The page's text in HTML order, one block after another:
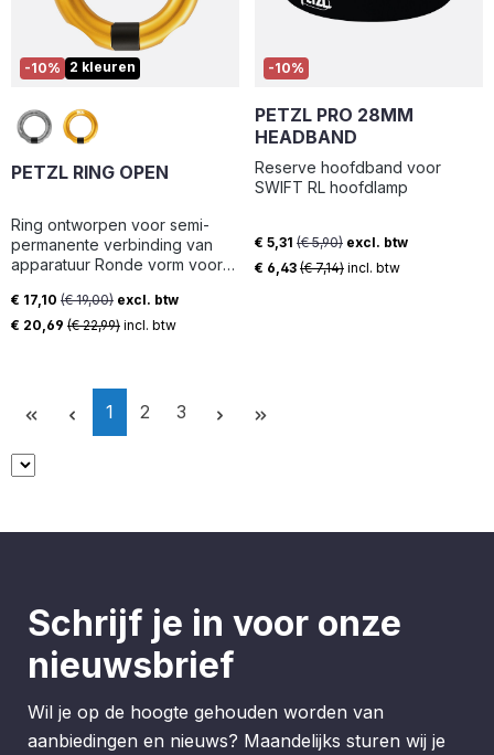
-10% 2 kleuren
PETZL RING OPEN
Ring ontworpen voor semi-
permanente verbinding van
apparatuur Ronde vorm voor
richtingen Brede opening
maakt installatie van touwen
Verkoopprijs:
€ 17,10 (€ 19,00) excl. btw
€ 20,69 (€ 22,99) incl. btw
-10%
PETZL PRO 28MM
HEADBAND
Reserve hoofdband voor
SWIFT RL hoofdlamp
Verkoopprijs:
€ 5,31 (€ 5,90) excl. btw
€ 6,43 (€ 7,14) incl. btw
Pagina
1 Pagina
2 Pagina
3
Schrijf je in voor onze
nieuwsbrief
Wil je op de hoogte gehouden worden van
aanbiedingen en nieuws? Maandelijks sturen wij je